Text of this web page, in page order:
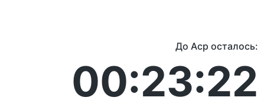
До Аср осталось:
00:23:22